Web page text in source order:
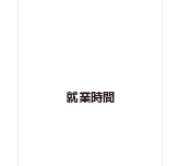
就業時間